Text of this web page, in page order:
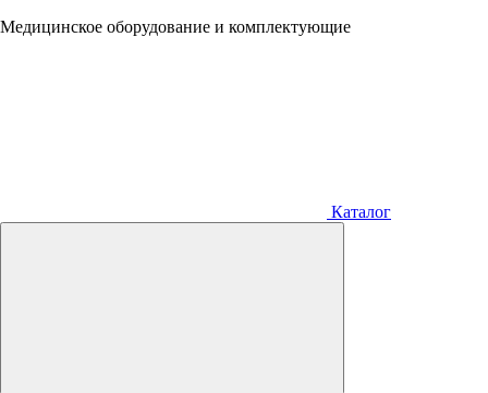
Медицинское оборудование и комплектующие
Каталог